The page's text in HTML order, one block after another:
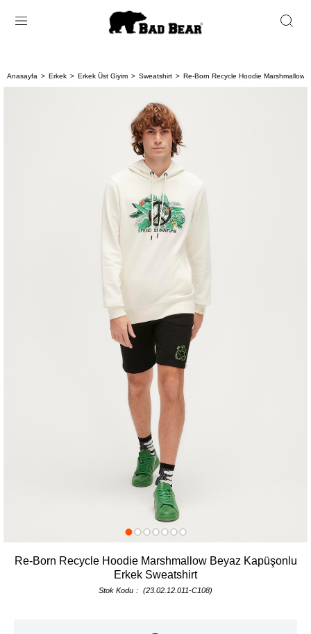
Anasayfa Erkek Erkek Üst Giyim Sweatshirt Re-Born Recycle Hoodie Marshmallow
Re-Born Recycle Hoodie Marshmallow Beyaz Kapüşonlu
Erkek Sweatshirt
Stok Kodu (23.02.12.011-C108)